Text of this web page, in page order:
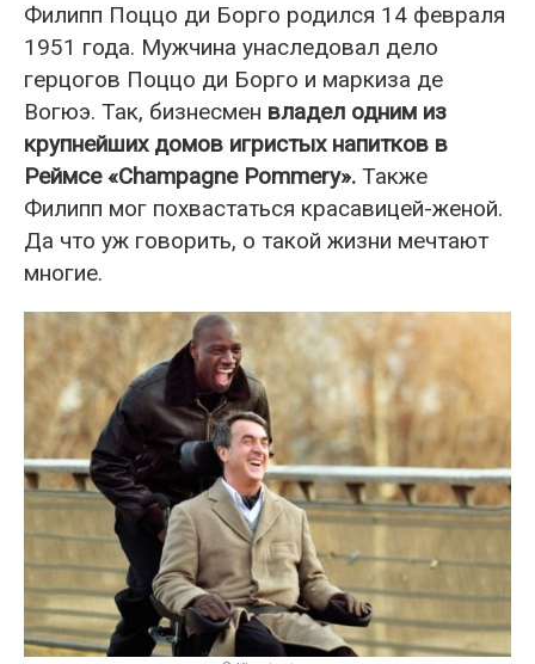
Филипп Поццо ди Борго родился 14 февраля
1951 года. Мужчина унаследовал дело
герцогов Поццо ди Борго и маркиза де
Вогюэ. Так, бизнесмен владел одним из
крупнейших домов игристых напитков в
Реймсе «Champagne Pommery». Также
Филипп мог похвастаться красавицей-женой.
Да что уж говорить, о такой жизни мечтают
многие.